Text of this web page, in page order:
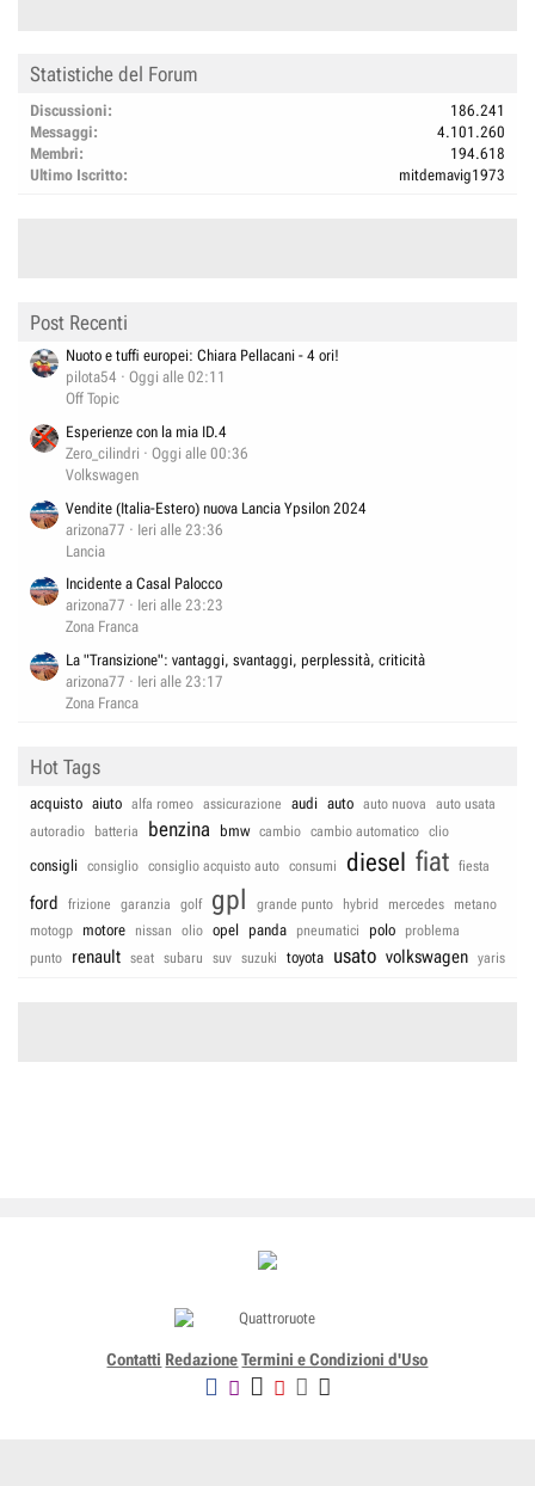
Statistiche del Forum
Discussioni
186.241
Messaggi
4.101.260
Membri
194.618
Ultimo Iscritto
mitdemavig1973
Post Recenti
Nuoto e tuffi europei: Chiara Pellacani - 4 ori!
pilota54
Oggi alle 02:11
Off Topic
Esperienze con la mia ID.4
Zero_cilindri
Oggi alle 00:36
Volkswagen
Vendite (Italia-Estero) nuova Lancia Ypsilon 2024
arizona77
Ieri alle 23:36
Lancia
Incidente a Casal Palocco
arizona77
Ieri alle 23:23
Zona Franca
La "Transizione": vantaggi, svantaggi, perplessità, criticità
arizona77
Ieri alle 23:17
Zona Franca
Hot Tags
acquisto aiuto alfa romeo assicurazione audi auto auto nuova
auto usata
autoradio
batteria benzina bmw cambio cambio automatico clio
consigli consiglio consiglio acquisto auto consumi diesel fiat fiesta
ford frizione garanzia golf gpl grande punto hybrid mercedes
metano
motogp
motore nissan olio opel panda pneumatici polo
problema
punto
renault seat subaru suv suzuki toyota usato volkswagen yaris
Contatti Redazione Termini e Condizioni d'Uso